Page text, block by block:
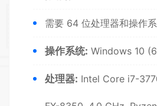
需要 64 位处理器和操作
操作系统: Windows 10
处理器: Intel Core i7-